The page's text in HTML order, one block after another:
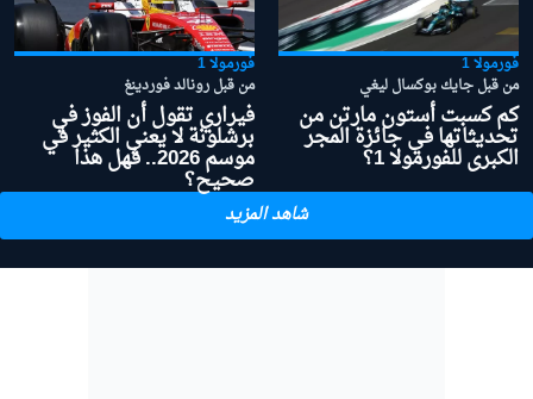
فورمولا 1
من قبل جايك بوكسال ليغي
كم كسبت أستون مارتن من
تحديثاتها في جائزة المجر
الكبرى للفورمولا 1؟
فورمولا 1
من قبل رونالد فوردينغ
فيراري تقول أن الفوز في
برشلونة لا يعني الكثير في
موسم 2026.. فهل هذا
صحيح؟
شاهد المزيد